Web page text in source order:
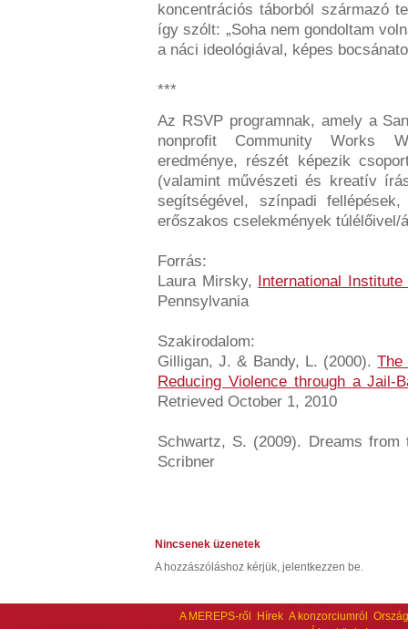
koncentrációs táborból származó
így szólt: „Soha nem gondoltam
a náci ideológiával, képes
***
Az RSVP programnak, amely a
nonprofit Community Works
eredménye, részét képezik
(valamint művészeti és kreatív
segítségével, színpadi
erőszakos cselekmények túlélőivel/
Forrás:
Laura Mirsky, International
Pennsylvania
Szakirodalom:
Gilligan, J. & Bandy, L. (2000).The
Reducing Violence through a Jail-
Retrieved October 1, 2010
Schwartz, S. (2009). Dreams
Scribner
Nincsenek üzenetek
A hozzászóláshoz kérjük, jelentkezzen be.
A MEREPS-ről Hírek A konzorciumról